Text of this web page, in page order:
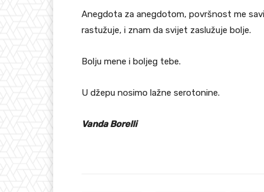
Anegdota za anegdotom, površnost me
rastužuje, i znam da svijet zaslužuje bolje.
Bolju mene i boljeg tebe.
U džepu nosimo lažne serotonine.
Vanda Borelli